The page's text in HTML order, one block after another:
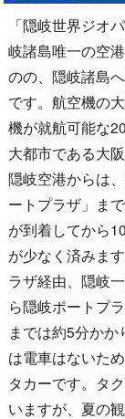
「隠岐世界ジオ
岐諸島唯一の空
のの、隠岐諸島
です。航空機の
機が就航可能な
大都市である大
隠岐空港からは
ートプラザ」ま
が到着してから
が少なく済みま
ラザ経由、隠岐
ら隠岐ポートプ
までは約5分か
は電車はないた
タカーです。タ
いますが、夏の